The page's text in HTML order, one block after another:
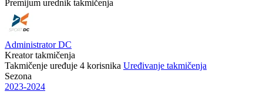
Premijum urednik takmičenja
Administrator DC
Kreator takmičenja
Takmičenje uređuje 4 korisnika Uređivanje takmičenja
Sezona
2023-2024